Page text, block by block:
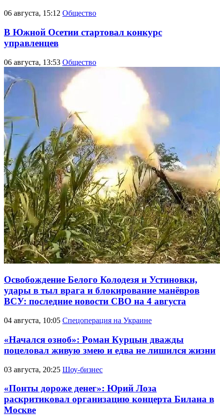
06 августа, 15:12 Общество
В Южной Осетии стартовал конкурс
управленцев
06 августа, 13:53 Общество
Освобождение Белого Колодезя и Устиновки,
удары в тыл врага и блокирование манёвров
ВСУ: последние новости СВО на 4 августа
04 августа, 10:05 Спецоперация на Украине
«Начался озноб»: Роман Курцын дважды
поцеловал живую змею и едва не лишился жизни
03 августа, 20:25 Шоу-бизнес
«Понты дороже денег»: Юрий Лоза
раскритиковал организацию концерта Билана в
Москве